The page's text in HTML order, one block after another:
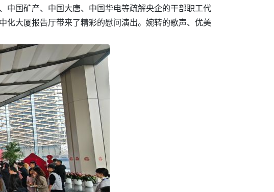
中国矿产、中国大唐、中国华电等疏解央企的干部职工代
化大厦报告厅带来了精彩的慰问演出。婉转的歌声、优美